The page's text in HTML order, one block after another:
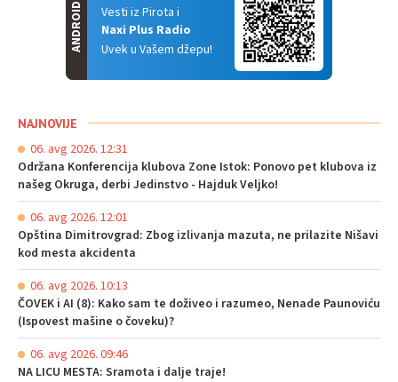
Vesti iz Pirota i
Naxi Plus Radio
Uvek u Vašem džepu!
ANDROID
NAJNOVIJE
06. avg 2026. 12:31
Održana Konferencija klubova Zone Istok: Ponovo pet klubova iz
našeg Okruga, derbi Jedinstvo - Hajduk Veljko!
06. avg 2026. 12:01
Opština Dimitrovgrad: Zbog izlivanja mazuta, ne prilazite Nišavi
kod mesta akcidenta
06. avg 2026. 10:13
ČOVEK i AI (8): Kako sam te doživeo i razumeo, Nenade Paunoviću
(Ispovest mašine o čoveku)?
06. avg 2026. 09:46
NA LICU MESTA: Sramota i dalje traje!